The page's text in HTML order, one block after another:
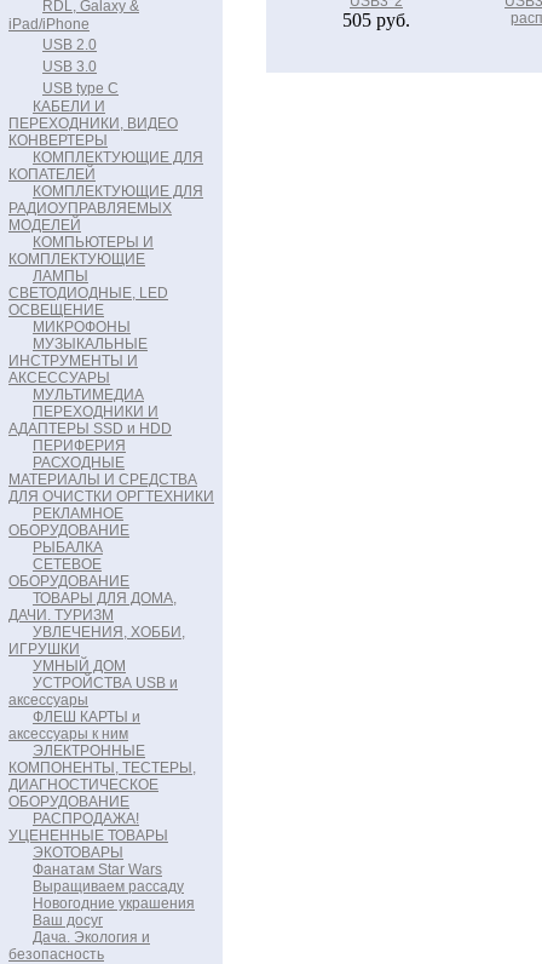
RDL, Galaxy &
iPad/iPhone
USB 2.0
USB 3.0
USB type C
КАБЕЛИ И
ПЕРЕХОДНИКИ, ВИДЕО
КОНВЕРТЕРЫ
КОМПЛЕКТУЮЩИЕ ДЛЯ
КОПАТЕЛЕЙ
КОМПЛЕКТУЮЩИЕ ДЛЯ
РАДИОУПРАВЛЯЕМЫХ
МОДЕЛЕЙ
КОМПЬЮТЕРЫ И
КОМПЛЕКТУЮЩИЕ
ЛАМПЫ
СВЕТОДИОДНЫЕ, LED
ОСВЕЩЕНИЕ
МИКРОФОНЫ
МУЗЫКАЛЬНЫЕ
ИНСТРУМЕНТЫ И
АКСЕССУАРЫ
МУЛЬТИМЕДИА
ПЕРЕХОДНИКИ И
АДАПТЕРЫ SSD и HDD
ПЕРИФЕРИЯ
РАСХОДНЫЕ
МАТЕРИАЛЫ И СРЕДСТВА
ДЛЯ ОЧИСТКИ ОРГТЕХНИКИ
РЕКЛАМНОЕ
ОБОРУДОВАНИЕ
РЫБАЛКА
СЕТЕВОЕ
ОБОРУДОВАНИЕ
ТОВАРЫ ДЛЯ ДОМА,
ДАЧИ. ТУРИЗМ
УВЛЕЧЕНИЯ, ХОББИ,
ИГРУШКИ
УМНЫЙ ДОМ
УСТРОЙСТВА USB и
аксессуары
ФЛЕШ КАРТЫ и
аксессуары к ним
ЭЛЕКТРОННЫЕ
КОМПОНЕНТЫ, ТЕСТЕРЫ,
ДИАГНОСТИЧЕСКОЕ
ОБОРУДОВАНИЕ
РАСПРОДАЖА!
УЦЕНЕННЫЕ ТОВАРЫ
ЭКОТОВАРЫ
Фанатам Star Wars
Выращиваем рассаду
Новогодние украшения
Ваш досуг
Дача. Экология и
безопасность
505 руб.